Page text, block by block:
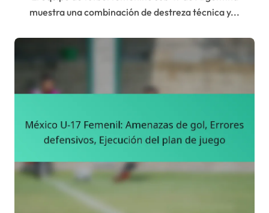
muestra una combinación de destreza técnica y...